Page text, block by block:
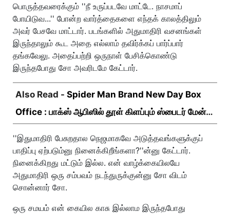
பொருத்தவரைக்கும் ''நீ உருப்படவே மாட்டே. நாசமாப்
போயிடுவ...'' போன்ற வார்த்தைகளை எந்தக் காலத்திலும்
அவர் பேசவே மாட்டார். படங்களில் அதுமாதிரி வசனங்கள்
இருந்தாலும் கூட அதை எல்லாம் தவிர்க்கப் பார்ப்பார்
தங்கவேலு. அதைப்பற்றி ஒருநாள் பேசிக்கொண்டு
இருந்தபோது சோ அவரிடமே கேட்டார்.
Also Read - Spider Man Brand New Day Box
Office : பாக்ஸ் ஆபிஸில் தூள் கிளப்பும் ஸ்பைடர் மேன்
''இதுமாதிரி பேசுறதால நெஜமாகவே அடுத்தவங்களுக்குப்
பாதிப்பு ஏற்படும்னு நினைக்கிறீங்களா?''ன்னு கேட்டார்.
நினைக்கிறது மட்டும் இல்ல. என் வாழ்க்கையிலயே
அதுமாதிரி ஒரு சம்பவம் நடந்துருக்குன்னு சோ விடம்
சொன்னார் சோ.
ஒரு சமயம் என் கையில காசு இல்லாம இருந்தபோது